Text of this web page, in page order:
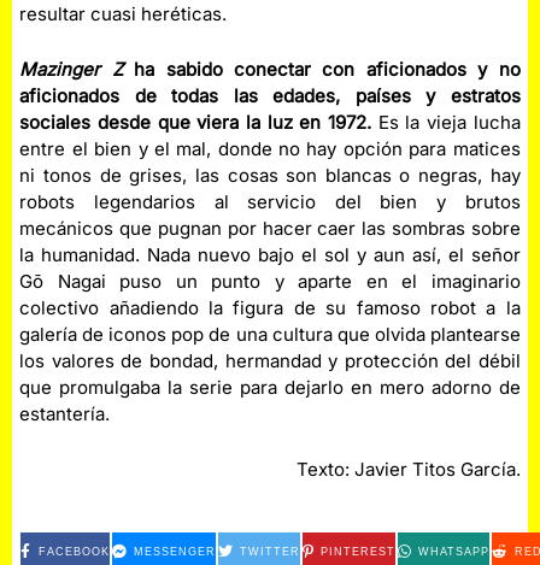
resultar cuasi heréticas.
Mazinger Zha sabido conectar con aficionados y no
aficionados de todas las edades, países y estratos
sociales desde que viera la luz en 1972.Es la vieja lucha
entre el bien y el mal, donde no hay opción para matices
ni tonos de grises, las cosas son blancas o negras, hay
robots legendarios al servicio del bien y brutos
mecánicos que pugnan por hacer caer las sombras sobre
la humanidad. Nada nuevo bajo el sol y aun así, el señor
Gō Nagai puso un punto y aparte en el imaginario
colectivo añadiendo la figura de su famoso robot a la
galería de iconos pop de una cultura que olvida plantearse
los valores de bondad, hermandad y protección del débil
que promulgaba la serie para dejarlo en mero adorno de
estantería.
Texto: Javier Titos García.
FACEBOOK MESSENGER TWITTER PINTEREST WHATSAPP